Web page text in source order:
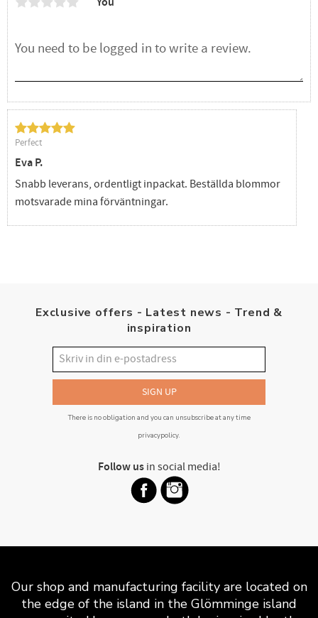
Perfect
Eva P.
Snabb leverans, ordentligt inpackat. Beställda blommor
motsvarade mina förväntningar.
Exclusive offers - Latest news - Trend &
inspiration
SIGN UP
There is no obligation and you can unsubscribe at any time
privacypolicy.
Follow usin social media!
Our shop and manufacturing facility are located on
the edge of the island in the Glömminge island